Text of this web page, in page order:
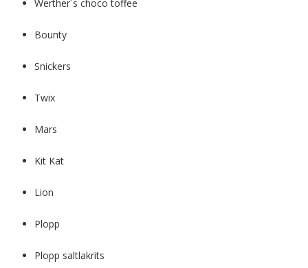
Werther´s choco toffee
Bounty
Snickers
Twix
Mars
Kit Kat
Lion
Plopp
Plopp saltlakrits